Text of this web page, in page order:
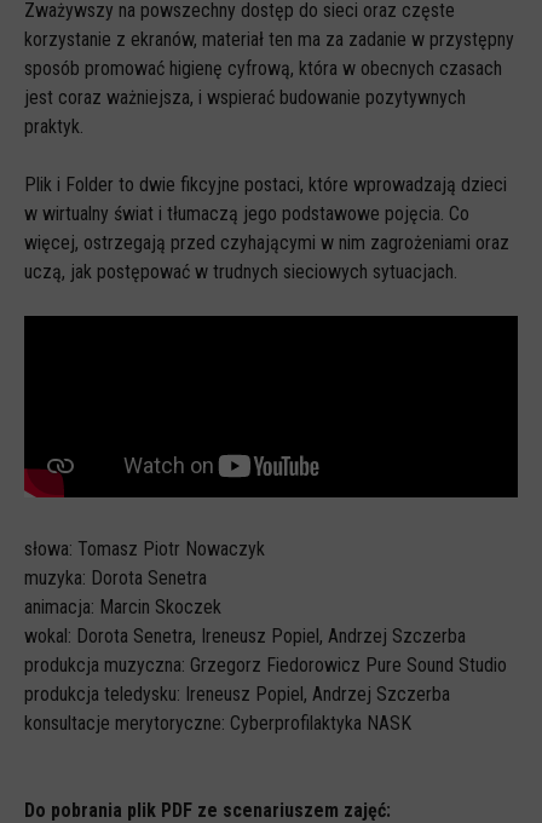
Zważywszy na powszechny dostęp do sieci oraz częste
korzystanie z ekranów, materiał ten ma za zadanie w przystępny
sposób promować higienę cyfrową, która w obecnych czasach
jest coraz ważniejsza, i wspierać budowanie pozytywnych
praktyk.
Plik i Folder to dwie fikcyjne postaci, które wprowadzają dzieci
w wirtualny świat i tłumaczą jego podstawowe pojęcia. Co
więcej, ostrzegają przed czyhającymi w nim zagrożeniami oraz
uczą, jak postępować w trudnych sieciowych sytuacjach.
słowa: Tomasz Piotr Nowaczyk
muzyka: Dorota Senetra
animacja: Marcin Skoczek
wokal: Dorota Senetra, Ireneusz Popiel, Andrzej Szczerba
produkcja muzyczna: Grzegorz Fiedorowicz Pure Sound Studio
produkcja teledysku: Ireneusz Popiel, Andrzej Szczerba
konsultacje merytoryczne: Cyberprofilaktyka NASK
Do pobrania plik PDF ze scenariuszem zajęć:
Cykl webinarów - Gadanie o internecie
Cyfrowe wieczory dla rodziców
Cykl webinarów - marzec 2026
Kreskówki
Filmy
Spoty
Gry
Nasze gry
LARP o dezinformacji "Koryntia"
Gra karciana o deinformacji "Dezinfo"
Gra planszowa o cyberhigienie "Digital Brainiacs"
Kalambury z cyberhigieny "Cybermaster"
Kontakt